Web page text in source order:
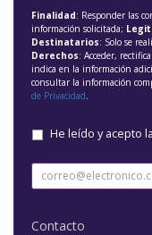
Finalidad: Responder las
información solicitada;
Destinatarios: Solo se
Derechos: Acceder,
indica en la información
consultar la información
de Privacidad
He leído y acepto la
Contacto